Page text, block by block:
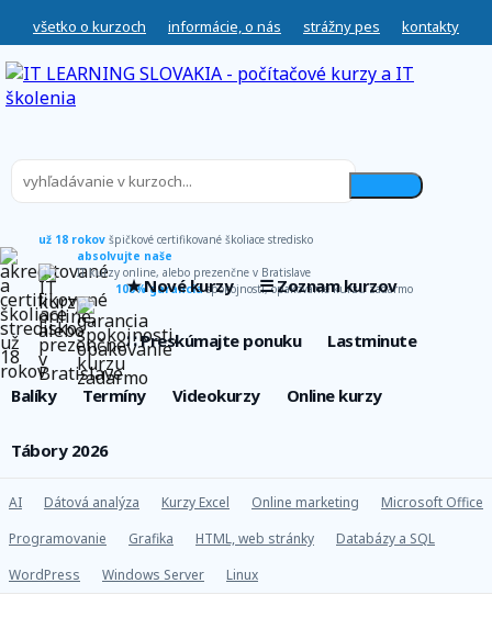
všetko o kurzoch
informácie, o nás strážny pes kontakty
už 18 rokov špičkové certifikované školiace stredisko
absolvujte naše
IT kurzy online, alebo prezenčne v Bratislave
100% garanciaspokojnosti, opakovanie kurzu zadarmo
★ Nové kurzy ☰ Zoznam kurzov
∷ Preskúmajte ponuku Lastminute
Balíky Termíny Videokurzy Online kurzy
Tábory 2026
AI Dátová analýza Kurzy Excel Online marketing
Microsoft Office
Programovanie
Grafika HTML, web stránky
Databázy a SQL
WordPress
Windows Server Linux